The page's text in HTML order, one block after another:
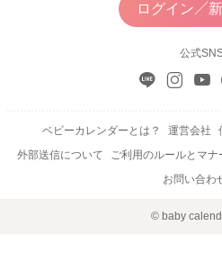
ログイン／
公式
ベビーカレンダーとは？ 運営会社
外部送信について
ご利用のルールとマナ
お問い合わ
© baby